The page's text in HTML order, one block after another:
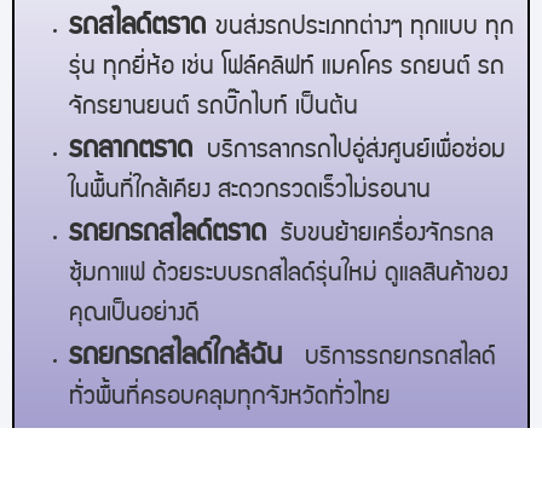
รถสไลด์ตราด ขนส่งรถประเภทต่างๆ ทุกแบบ ทุก
รุ่น ทุกยี่ห้อ เช่น โฟล์คลิฟท์ แมคโคร รถยนต์ รถ
จักรยานยนต์ รถบิ๊กไบท์ เป็นต้น
รถลากตราด
บริการลากรถไปอู่ส่งศูนย์เพื่อซ่อม
ในพื้นที่ใกล้เคียง สะดวกรวดเร็วไม่รอนาน
รถยกรถสไลด์ตราด
รับขนย้ายเครื่องจักรกล
ซุ้มกาแฟ ด้วยระบบรถสไลด์รุ่นใหม่ ดูแลสินค้าของ
คุณเป็นอย่างดี
รถยกรถสไลด์ใกล้ฉัน
บริการรถยกรถสไลด์
ทั่วพื้นที่ครอบคลุมทุกจังหวัดทั่วไทย